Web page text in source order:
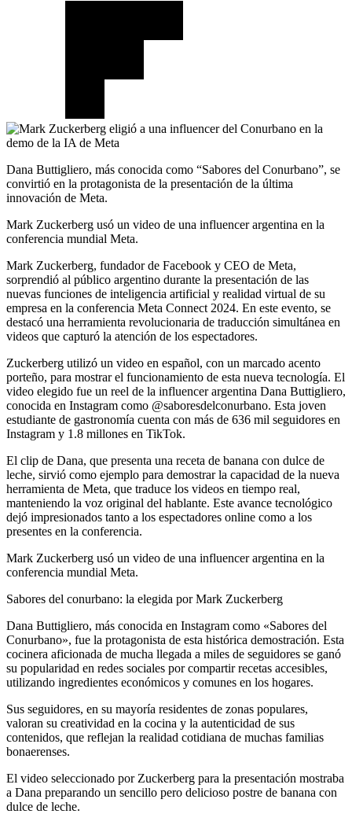
Dana Buttigliero, más conocida como “Sabores del Conurbano”, se
convirtió en la protagonista de la presentación de la última
innovación de Meta.
Mark Zuckerberg usó un video de una influencer argentina en la
conferencia mundial Meta.
Mark Zuckerberg, fundador de Facebook y CEO de Meta,
sorprendió al público argentino durante la presentación de las
nuevas funciones de inteligencia artificial y realidad virtual de su
empresa en la conferencia Meta Connect 2024. En este evento, se
destacó una herramienta revolucionaria de traducción simultánea en
videos que capturó la atención de los espectadores.
Zuckerberg utilizó un video en español, con un marcado acento
porteño, para mostrar el funcionamiento de esta nueva tecnología. El
video elegido fue un reel de la influencer argentina Dana Buttigliero,
conocida en Instagram como @saboresdelconurbano. Esta joven
estudiante de gastronomía cuenta con más de 636 mil seguidores en
Instagram y 1.8 millones en TikTok.
El clip de Dana, que presenta una receta de banana con dulce de
leche, sirvió como ejemplo para demostrar la capacidad de la nueva
herramienta de Meta, que traduce los videos en tiempo real,
manteniendo la voz original del hablante. Este avance tecnológico
dejó impresionados tanto a los espectadores online como a los
presentes en la conferencia.
Mark Zuckerberg usó un video de una influencer argentina en la
conferencia mundial Meta.
Sabores del conurbano: la elegida por Mark Zuckerberg
Dana Buttigliero, más conocida en Instagram como «Sabores del
Conurbano», fue la protagonista de esta histórica demostración. Esta
cocinera aficionada de mucha llegada a miles de seguidores se ganó
su popularidad en redes sociales por compartir recetas accesibles,
utilizando ingredientes económicos y comunes en los hogares.
Sus seguidores, en su mayoría residentes de zonas populares,
valoran su creatividad en la cocina y la autenticidad de sus
contenidos, que reflejan la realidad cotidiana de muchas familias
bonaerenses.
El video seleccionado por Zuckerberg para la presentación mostraba
a Dana preparando un sencillo pero delicioso postre de banana con
dulce de leche.